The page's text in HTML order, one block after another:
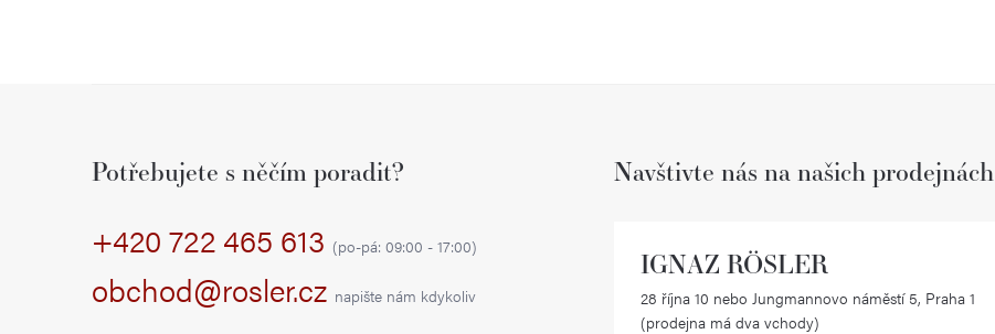
Potřebujete s něčím poradit?
+420 722 465 613 (po-pá: 09:00 - 17:00)
obchod@rosler.cz napište nám kdykoliv
Navštivte nás na našich prodejnách
IGNAZ RÖSLER
28 října 10 nebo Jungmannovo náměstí 5, Praha 1
(prodejna má dva vchody)